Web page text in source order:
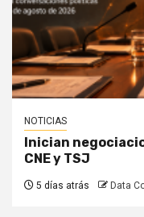
NOTICIAS
Inician
CNE y TSJ
5 días atrás Data